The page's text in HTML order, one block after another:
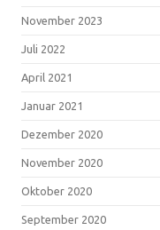
November 2023
Juli 2022
April 2021
Januar 2021
Dezember 2020
November 2020
Oktober 2020
September 2020